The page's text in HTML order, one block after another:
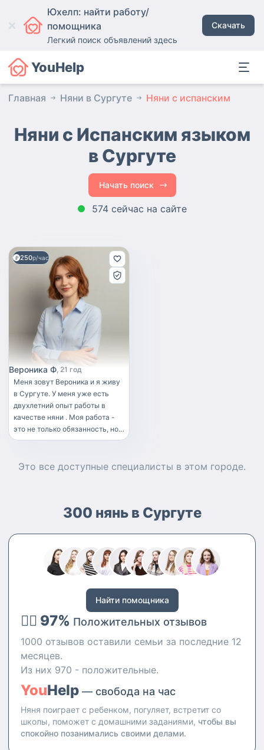
Юхелп: найти работу/
помощника
Легкий поиск объявлений здесь
Скачать
YouHelp
Главная Няни в Сургуте Няни с испанским
Няни с Испанским языком
в Сургуте
Начать поиск
574 сейчас на сайте
250р/час
Вероника Ф 21 год
Меня зовут Вероника и я живу
в Сургуте. У меня уже есть
двухлетний опыт работы в
качестве няни . Моя работа -
это не только обязанность, но и
возможность побыть в
наслаждаться их обществом и
надежной няней. У меня опыт
возрастных групп, от до 1 года
до 5 лет, и я могу с легкостью
справиться с любыми
обязанностями, такими как
поддержание порядка, детская
гигиена, купание детей и
сопровождение их. Также я
только с одним ребенком. Моя
цель - найти работу в качестве
няни без проживания. Я
типами вакансий, включая
няню для грудничка или няню
на час. Работаю няней с
девочкой, на данный момент
также продолжаю работать в
Это все доступные специалисты в этом городе.
300 нянь в Сургуте
Найти помощника
👍🏻 97% Положительных отзывов
1000 отзывов оставили семьи за последние 12
месяцев.
Из них 970 - положительные.
YouHelp — свобода на час
Няня поиграет с ребенком, погуляет, встретит со
школы, поможет с домашними заданиями, чтобы вы
спокойно позанимались своими делами.